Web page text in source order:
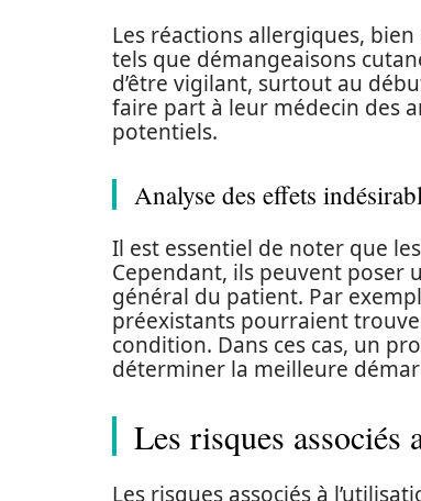
Les réactions allergiques,
tels que démangeaisons
d’être vigilant, surtout au
faire part à leur médecin des
potentiels.
Analyse des effets
Il est essentiel de noter que
Cependant, ils peuvent poser
général du patient. Par
préexistants pourraient
condition. Dans ces cas, un
déterminer la meilleure
Les risques associés
Les risques associés à